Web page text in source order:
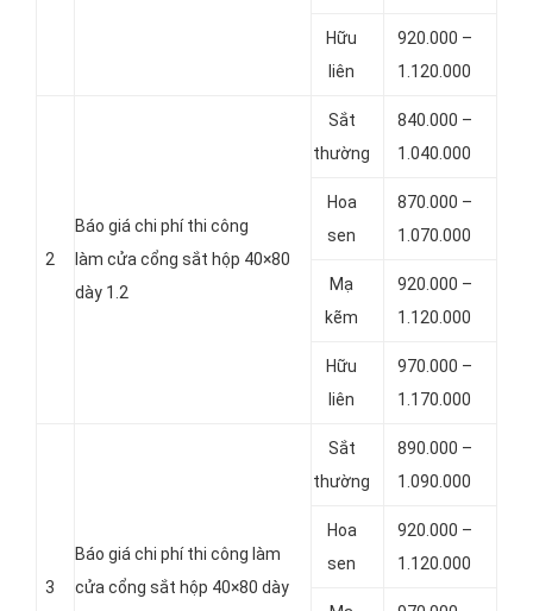
Hữu
liên
920.000 –
1.120.000
2
Báo giá chi phí thi công
làm cửa cổng sắt hộp 40×80
dày 1.2
Sắt
thường
840.000 –
1.040.000
Hoa
sen
870.000 –
1.070.000
Mạ
kẽm
920.000 –
1.120.000
Hữu
liên
970.000 –
1.170.000
3
Báo giá chi phí thi công làm
cửa cổng sắt hộp 40×80 dày
Sắt
thường
890.000 –
1.090.000
Hoa
sen
920.000 –
1.120.000